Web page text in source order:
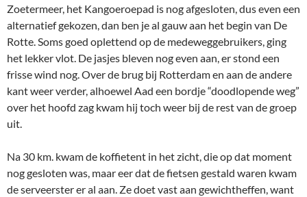
Zoetermeer, het Kangoeroepad is nog afgesloten, dus even een
alternatief gekozen, dan ben je al gauw aan het begin van De
Rotte. Soms goed oplettend op de medeweggebruikers, ging
het lekker vlot. De jasjes bleven nog even aan, er stond een
frisse wind nog. Over de brug bij Rotterdam en aan de andere
kant weer verder, alhoewel Aad een bordje “doodlopende weg”
over het hoofd zag kwam hij toch weer bij de rest van de groep
uit.
Na 30 km. kwam de koffietent in het zicht, die op dat moment
nog gesloten was, maar eer dat de fietsen gestald waren kwam
de serveerster er al aan. Ze doet vast aan gewichtheffen, want